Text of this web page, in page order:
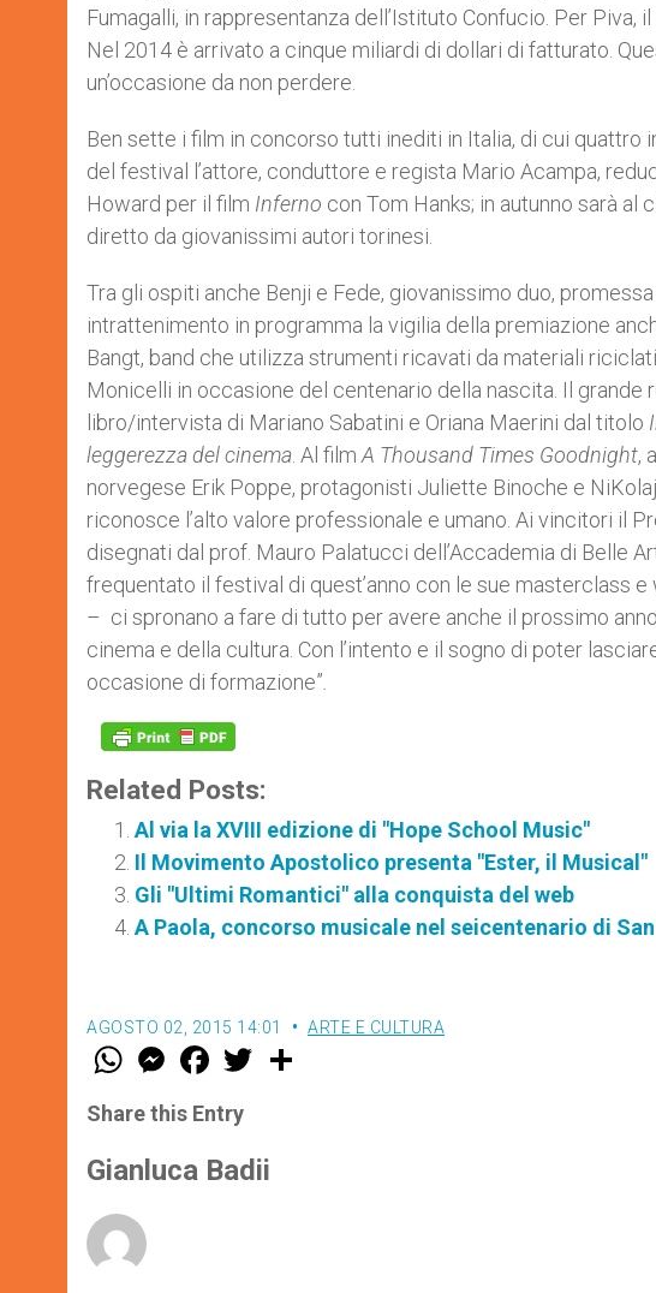
Fumagalli, in rappresentanza dell’Istituto Confucio. Per Piva,
Nel 2014 è arrivato a cinque miliardi di dollari di fatturato.
un’occasione da non perdere.
Ben sette i film in concorso tutti inediti in Italia, di cui quattro
del festival l’attore, conduttore e regista Mario Acampa,
Howard per il film Inferno con Tom Hanks; in autunno sarà
diretto da giovanissimi autori torinesi.
Tra gli ospiti anche Benji e Fede, giovanissimo duo,
intrattenimento in programma la vigilia della premiazione
Bangt, band che utilizza strumenti ricavati da materiali
Monicelli in occasione del centenario della nascita. Il
libro/intervista di Mariano Sabatini e Oriana Maerini dal titolo
leggerezza del cinema. Al filmA Thousand Times Goodnight,
norvegese Erik Poppe, protagonisti Juliette Binoche e
riconosce l’alto valore professionale e umano. Ai vincitori il
disegnati dal prof. Mauro Palatucci dell’Accademia di Belle
frequentato il festival di quest’anno con le sue masterclass
– ci spronano a fare di tutto per avere anche il prossimo
cinema e della cultura. Con l’intento e il sogno di poter
occasione di formazione”.
Related Posts:
Al via la XVIII edizione di "Hope School Music"
Il Movimento Apostolico presenta "Ester, il Musical"
Gli "Ultimi Romantici" alla conquista del web
A Paola, concorso musicale nel seicentenario di
AGOSTO 02, 2015 14:01 ARTE E CULTURA
W
t
s
p
p
M
e
s
e
g
e
F
a
e
b
o
k
w
r
Share this Entry
Gianluca Badii